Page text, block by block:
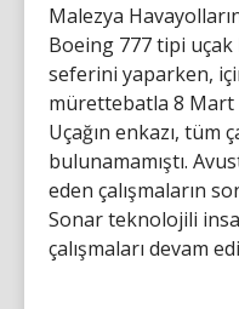
Malezya
Boeing 777 tipi
seferini yaparken,
mürettebatla 8 Mart
Uçağın enkazı, tüm
bulunamamıştı.
eden çalışmaların
Sonar teknolojili
çalışmaları devam